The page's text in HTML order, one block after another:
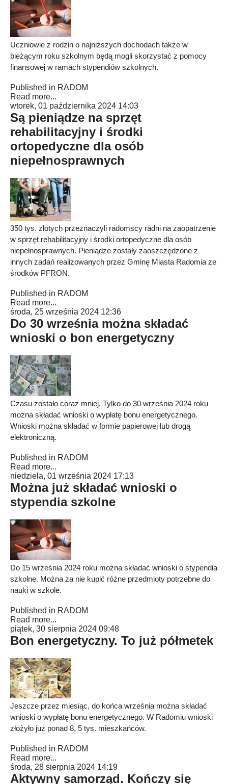
Uczniowie z rodzin o najniższych dochodach także w
bieżącym roku szkolnym będą mogli skorzystać z pomocy
finansowej w ramach stypendiów szkolnych.
Published in RADOM
Read more...
wtorek, 01 października 2024 14:03
Są pieniądze na sprzęt
rehabilitacyjny i środki
ortopedyczne dla osób
niepełnosprawnych
350 tys. złotych przeznaczyli radomscy radni na zaopatrzenie
w sprzęt rehabilitacyjny i środki ortopedyczne dla osób
niepełnosprawnych. Pieniądze zostały zaoszczędzone z
innych zadań realizowanych przez Gminę Miasta Radomia ze
środków PFRON.
Published in RADOM
Read more...
środa, 25 września 2024 12:36
Do 30 września można składać
wnioski o bon energetyczny
Czasu zostało coraz mniej. Tylko do 30 września 2024 roku
można składać wnioski o wypłatę bonu energetycznego.
Wnioski można składać w formie papierowej lub drogą
elektroniczną.
Published in RADOM
Read more...
niedziela, 01 września 2024 17:13
Można już składać wnioski o
stypendia szkolne
Do 15 września 2024 roku można składać wnioski o stypendia
szkolne. Można za nie kupić różne przedmioty potrzebne do
nauki w szkole.
Published in RADOM
Read more...
piątek, 30 sierpnia 2024 09:48
Bon energetyczny. To już półmetek
Jeszcze przez miesiąc, do końca września można składać
wnioski o wypłatę bonu energetycznego. W Radomiu wnioski
złożyło już ponad 8, 5 tys. mieszkańców.
Published in RADOM
Read more...
środa, 28 sierpnia 2024 14:19
Aktywny samorząd. Kończy się